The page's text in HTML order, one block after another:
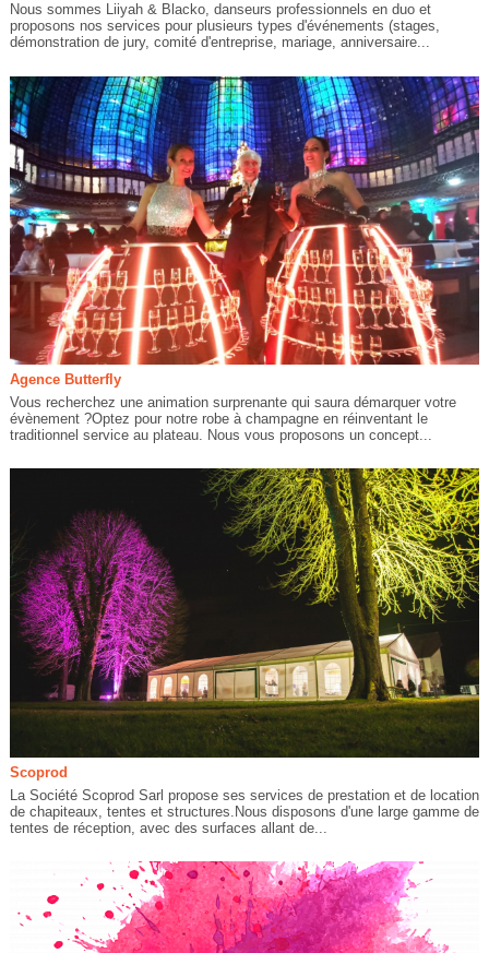
Nous sommes Liiyah & Blacko, danseurs professionnels en duo et
proposons nos services pour plusieurs types d'événements (stages,
démonstration de jury, comité d'entreprise, mariage, anniversaire...
Agence Butterfly
Vous recherchez une animation surprenante qui saura démarquer votre
évènement ?Optez pour notre robe à champagne en réinventant le
traditionnel service au plateau. Nous vous proposons un concept...
Scoprod
La Société Scoprod Sarl propose ses services de prestation et de location
de chapiteaux, tentes et structures.Nous disposons d'une large gamme de
tentes de réception, avec des surfaces allant de...